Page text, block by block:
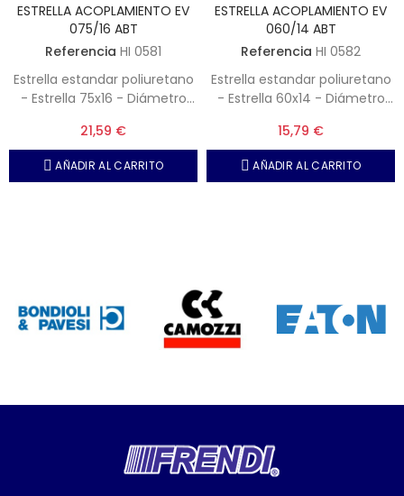
ESTRELLA ACOPLAMIENTO EV
075/16 ABT
Referencia HI 0581
Estrella estandar poliuretano
- Estrella 75x16 - Diámetro
ShA
21,59 €
AÑADIR AL CARRITO
ESTRELLA ACOPLAMIENTO EV
060/14 ABT
Referencia HI 0582
Estrella estandar poliuretano
- Estrella 60x14 - Diámetro
ShA
15,79 €
AÑADIR AL CARRITO